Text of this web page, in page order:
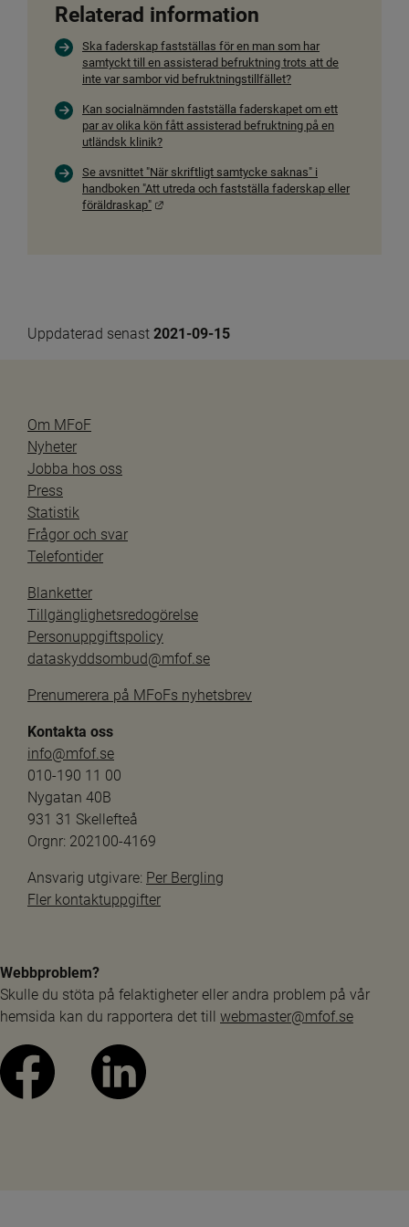
Relaterad information
Ska faderskap fastställas för en man som har
samtyckt till en assisterad befruktning trots att de
inte var sambor vid befruktningstillfället?
Kan socialnämnden fastställa faderskapet om ett
par av olika kön fått assisterad befruktning på en
utländsk klinik?
Se avsnittet "När skriftligt samtycke saknas" i
handboken "Att utreda och fastställa faderskap eller
föräldraskap"
Uppdaterad senast 2021-09-15
Om MFoF
Nyheter
Jobba hos oss
Press
Statistik
Frågor och svar
Telefontider
Blanketter
Tillgänglighetsredogörelse
Personuppgiftspolicy
dataskyddsombud@mfof.se
Prenumerera på MFoFs nyhetsbrev
Kontakta oss
info@mfof.se
010-190 11 00
Nygatan 40B
931 31 Skellefteå
Orgnr: 202100-4169
Ansvarig utgivare: Per Bergling
Fler kontaktuppgifter
Webbproblem?
Skulle du stöta på felaktigheter eller andra problem på vår
hemsida kan du rapportera det till webmaster@mfof.se